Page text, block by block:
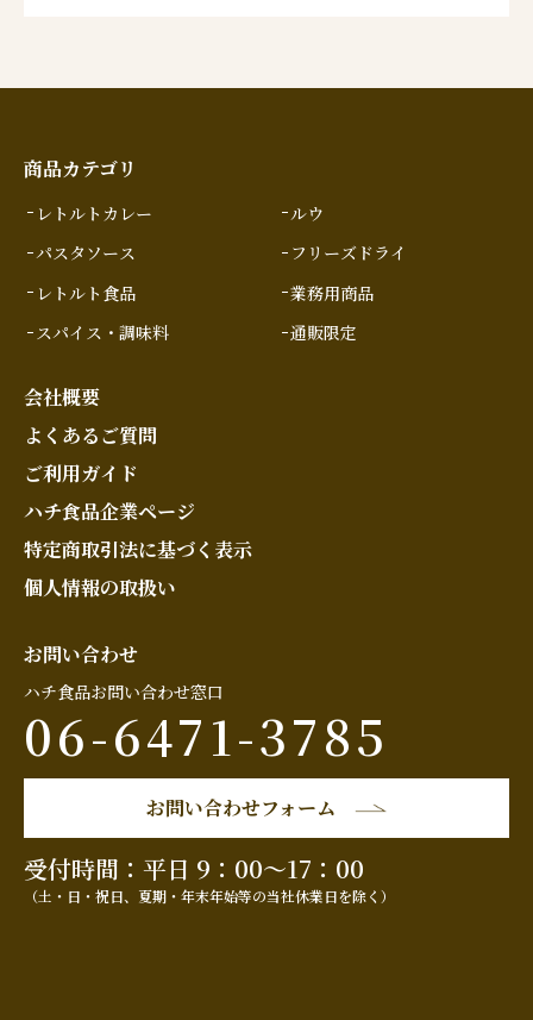
商品カテゴリ
レトルトカレー
パスタソース
レトルト食品
スパイス・調味料
ルウ
フリーズドライ
業務用商品
通販限定
会社概要
よくあるご質問
ご利用ガイド
ハチ食品企業ページ
特定商取引法に基づく表示
個人情報の取扱い
お問い合わせ
ハチ食品お問い合わせ窓口
06-6471-3785
お問い合わせフォーム
受付時間：平日 9：00～17：00
（土・日・祝日、夏期・年末年始等の当社休業日を除く）